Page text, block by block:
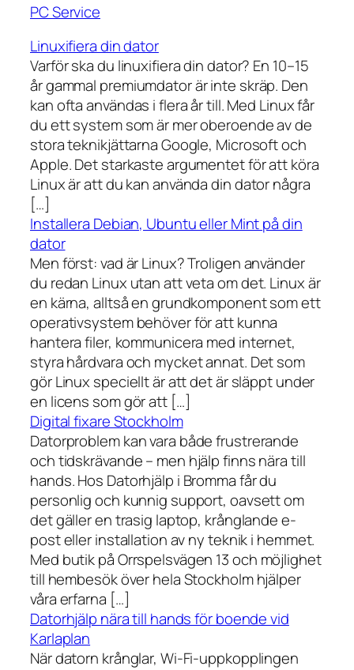
PC Service
Linuxifiera din dator
Varför ska du linuxifiera din dator? En 10–15
år gammal premiumdator är inte skräp. Den
kan ofta användas i flera år till. Med Linux får
du ett system som är mer oberoende av de
stora teknikjättarna Google, Microsoft och
Apple. Det starkaste argumentet för att köra
Linux är att du kan använda din dator några
[…]
Installera Debian, Ubuntu eller Mint på din
dator
Men först: vad är Linux? Troligen använder
du redan Linux utan att veta om det. Linux är
en kärna, alltså en grundkomponent som ett
operativsystem behöver för att kunna
hantera filer, kommunicera med internet,
styra hårdvara och mycket annat. Det som
gör Linux speciellt är att det är släppt under
en licens som gör att […]
Digital fixare Stockholm
Datorproblem kan vara både frustrerande
och tidskrävande – men hjälp finns nära till
hands. Hos Datorhjälp i Bromma får du
personlig och kunnig support, oavsett om
det gäller en trasig laptop, krånglande e-
post eller installation av ny teknik i hemmet.
Med butik på Orrspelsvägen 13 och möjlighet
till hembesök över hela Stockholm hjälper
våra erfarna […]
Datorhjälp nära till hands för boende vid
Karlaplan
När datorn krånglar, Wi-Fi-uppkopplingen